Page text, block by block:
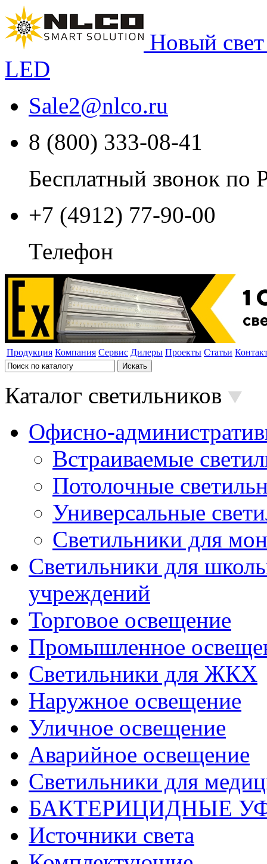
Новый
LED
Sale2@nlco.ru
8 (800) 333-08-41
Бесплатный звонок по
+7 (4912) 77-90-00
Телефон
Продукция Компания Сервис Дилеры Проекты Статьи
Каталог светильников
Офисно-
Встраиваемые
Потолочные
Универсальные
Светильники для
Светильники для
учреждений
Торговое освещение
Промышленное
Светильники для ЖКХ
Наружное освещение
Уличное освещение
Аварийное освещение
Светильники для
БАКТЕРИЦИДНЫЕ
Источники света